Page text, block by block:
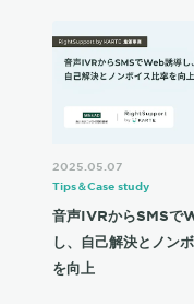
2025.05.07
Tips＆Case study
音声IVRからSMSで
し、自己解決とノン
を向上